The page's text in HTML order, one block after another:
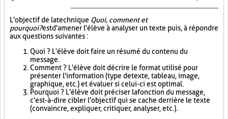
L'objectif de la technique Quoi, comment et
pourquoi?est d'amener l'élève à analyser un texte puis, à répondre
aux questions suivantes :
Quoi ? L'élève doit faire un résumé du contenu du
message.
Comment ? L'élève doit décrire le format utilisé pour
présenter l'information (type de texte, tableau, image,
graphique, etc.) et évaluer si celui-ci est optimal.
Pourquoi ? L'élève doit préciser la fonction du message,
c'est-à-dire cibler l'objectif qui se cache derrière le texte
(convaincre, expliquer, critiquer, analyser, etc.).